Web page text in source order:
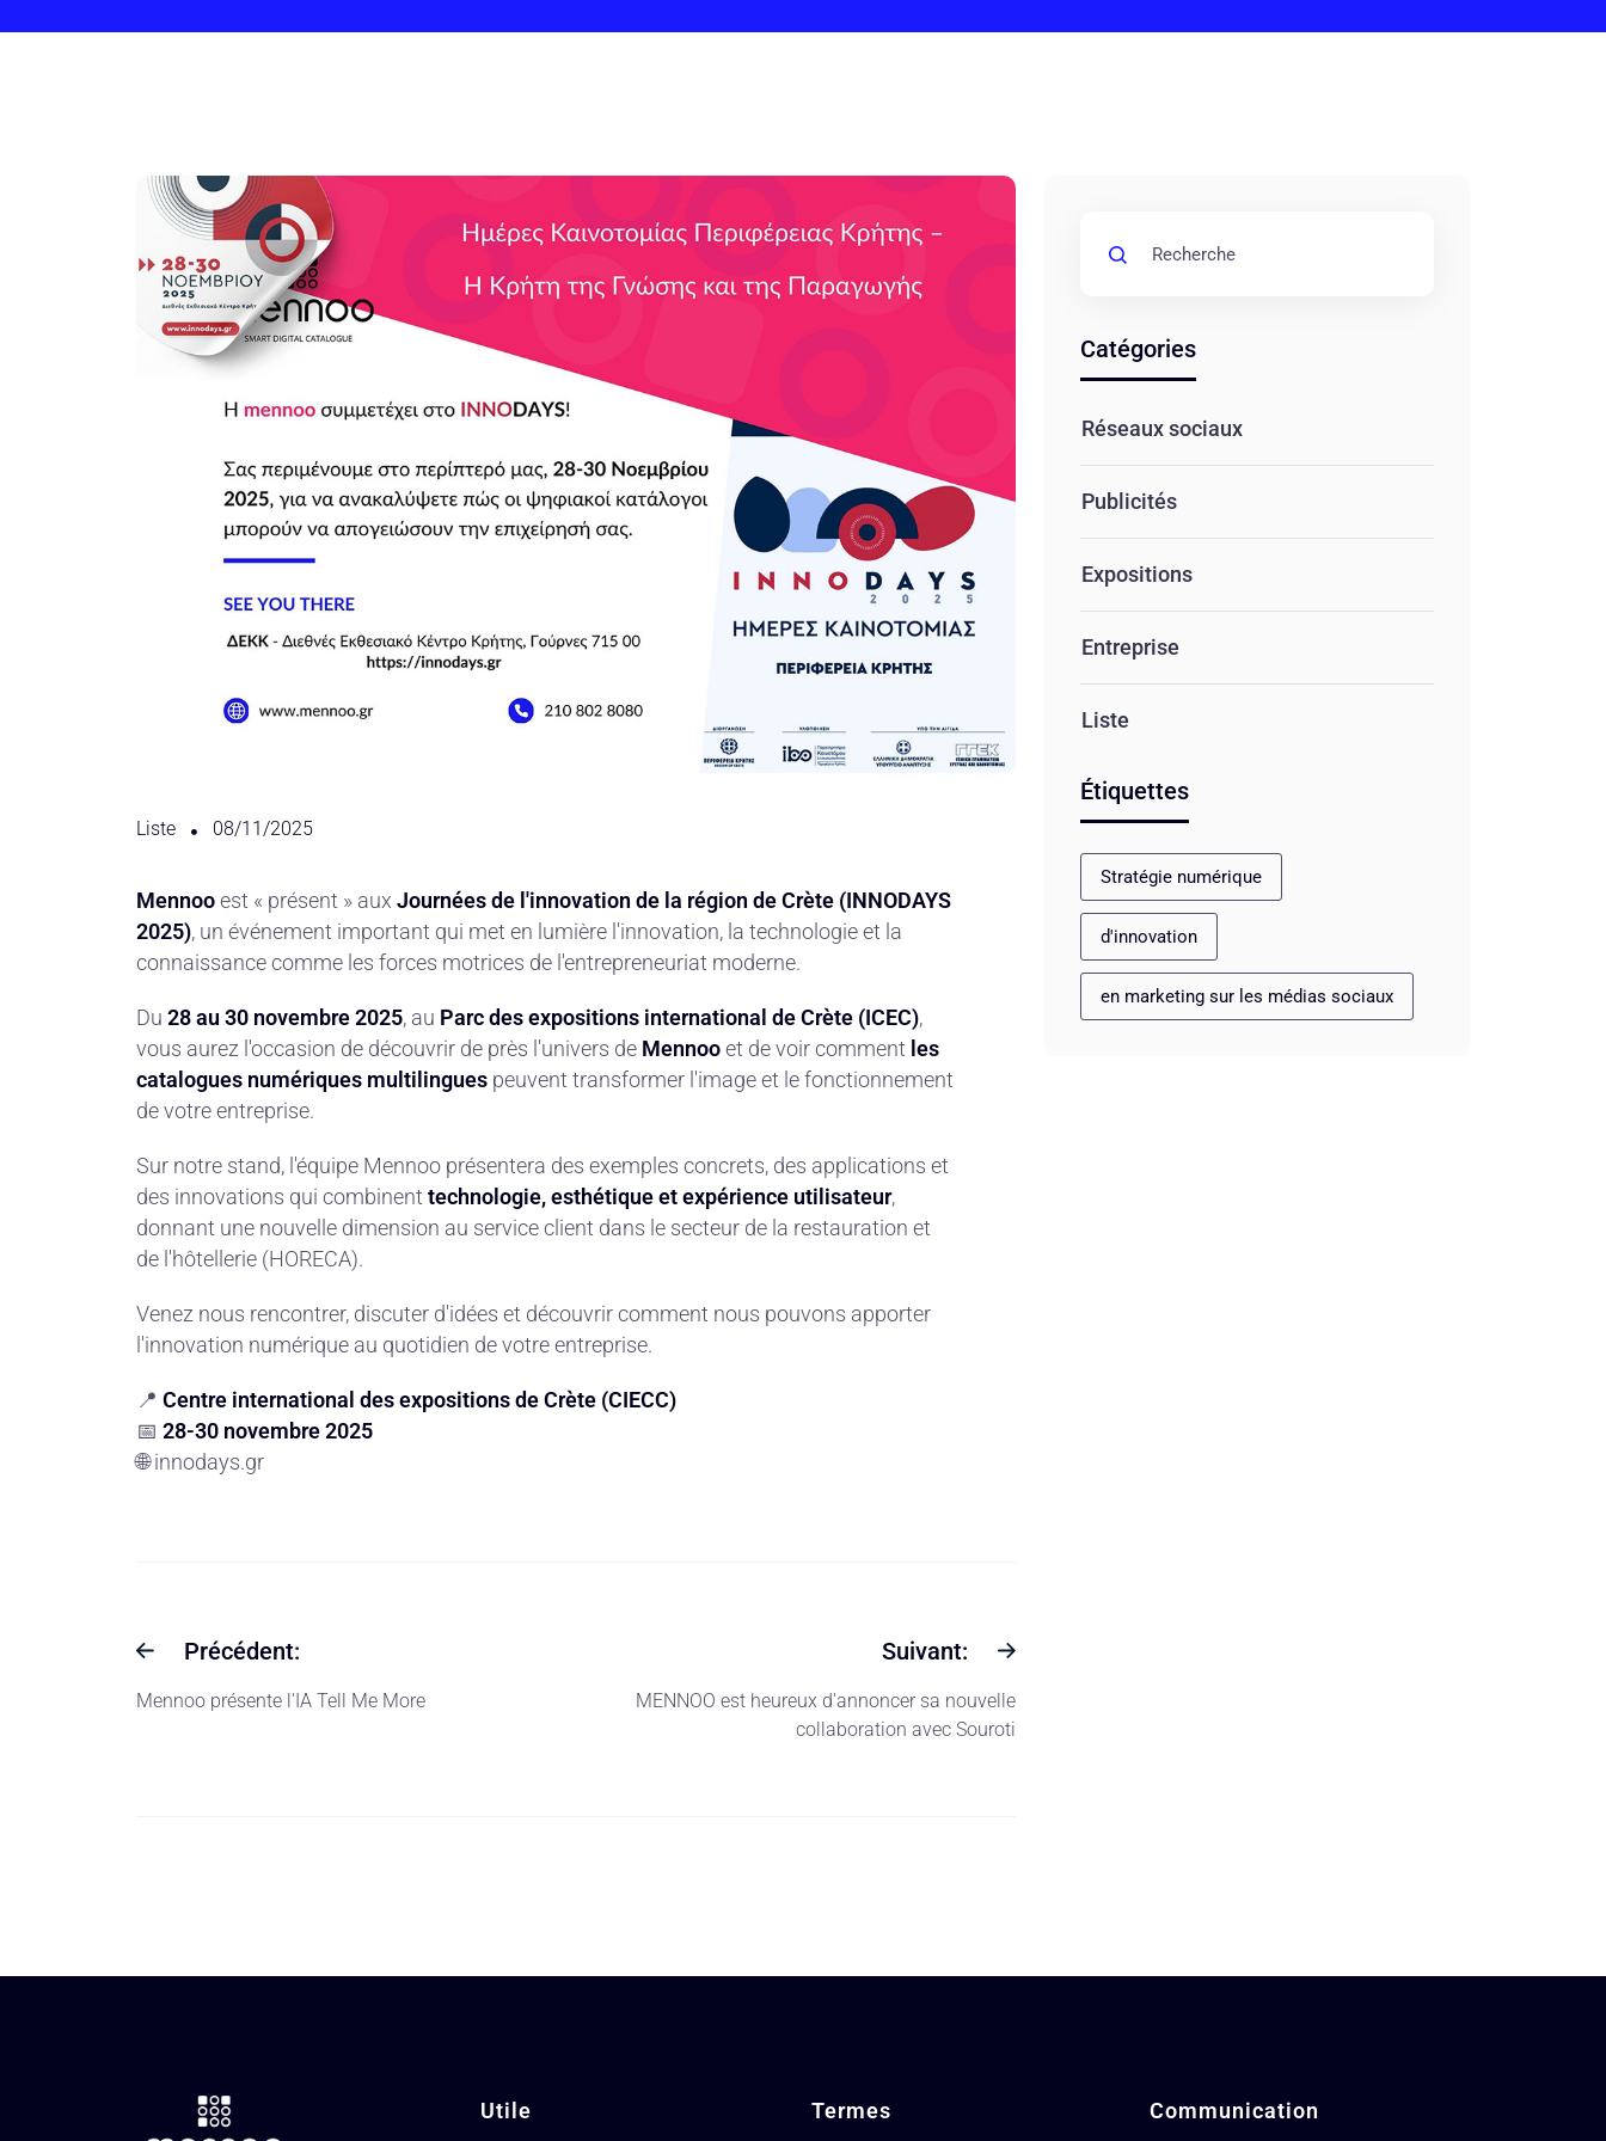
Liste 08/11/2025
Mennooest « présent » aux Journées de l'innovation de la région de Crète (INNODAYS
2025), un événement important qui met en lumière l'innovation, la technologie et la
connaissance comme les forces motrices de l'entrepreneuriat moderne.
Du 28 au 30 novembre 2025, au Parc des expositions international de Crète (ICEC),
vous aurez l'occasion de découvrir de près l'univers de Mennooet de voir comment les
catalogues numériques multilingues peuvent transformer l'image et le fonctionnement
de votre entreprise.
Sur notre stand, l'équipe Mennoo présentera des exemples concrets, des applications et
des innovations qui combinent technologie, esthétique et expérience utilisateur,
donnant une nouvelle dimension au service client dans le secteur de la restauration et
de l'hôtellerie (HORECA).
Venez nous rencontrer, discuter d'idées et découvrir comment nous pouvons apporter
l'innovation numérique au quotidien de votre entreprise.
📍 Centre international des expositions de Crète (CIECC)
📅 28-30 novembre 2025
🌐innodays.gr
Précédent:
Mennoo présente l'IA Tell Me More
Suivant:
MENNOO est heureux d'annoncer sa nouvelle
collaboration avec Souroti
Catégories
Réseaux sociaux
Publicités
Expositions
Entreprise
Liste
Étiquettes
Stratégie numérique
d'innovation
en marketing sur les médias sociaux
Utile Termes Communication